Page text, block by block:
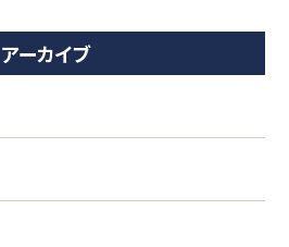
アーカイブ